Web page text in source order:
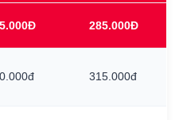
285.000Đ
315.000đ